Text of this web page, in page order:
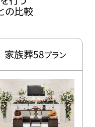
の比較
家族葬58プラン